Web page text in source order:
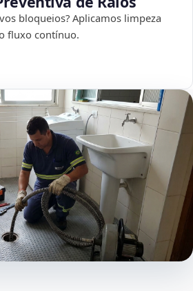
bloqueios? Aplicamos limpeza
fluxo contínuo.